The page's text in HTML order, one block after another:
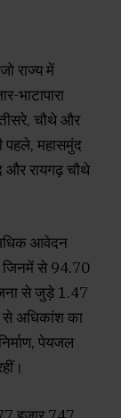
राज्य में
भाटापारा
चौथे और
पहले, महासमुंद
और रायगढ़ चौथे
आवेदन
जिनमें से 94.70
से जुड़े 1.47
अधिकांश का
पेयजल